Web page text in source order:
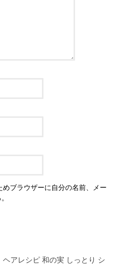
ブラウザーに自分の名前、メー
ヘアレシピ 和の実 しっとり シ